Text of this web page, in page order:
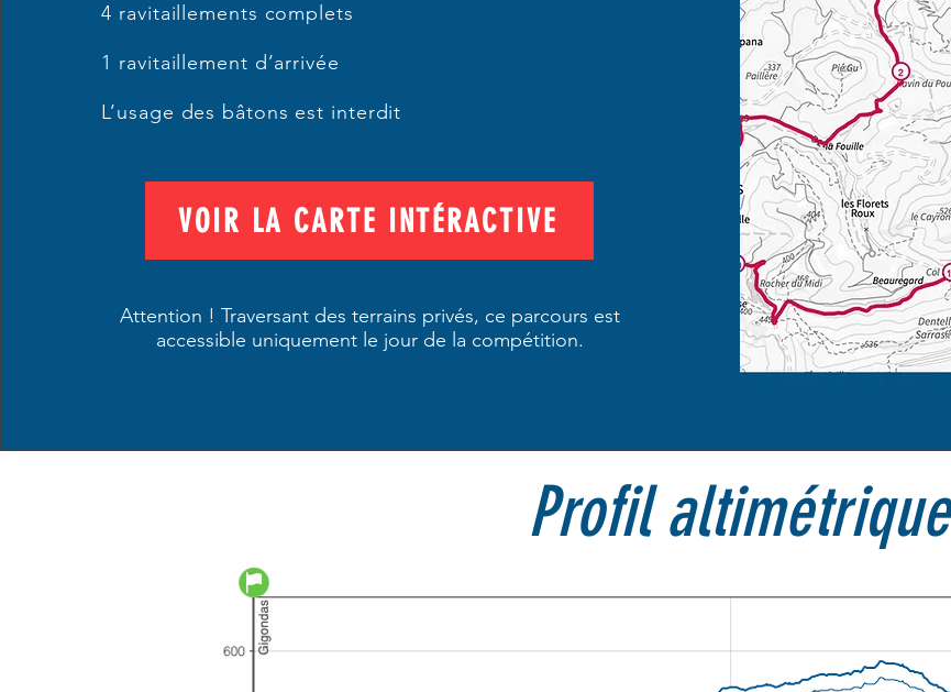
4 ravitaillements complets
1 ravitaillement d’arrivée
L’usage des bâtons est interdit
VOIR LA CARTE INTÉRACTIVE
Attention ! Traversant des terrains privés, ce parcours est
accessible uniquement le jour de la compétition.
Profil altimétrique